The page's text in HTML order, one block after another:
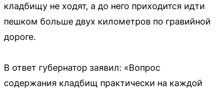
кладбищу не ходят, а до него приходится идти
пешком больше двух километров по гравийной
дороге.
В ответ губернатор заявил: «Вопрос
содержания кладбищ практически на каждой